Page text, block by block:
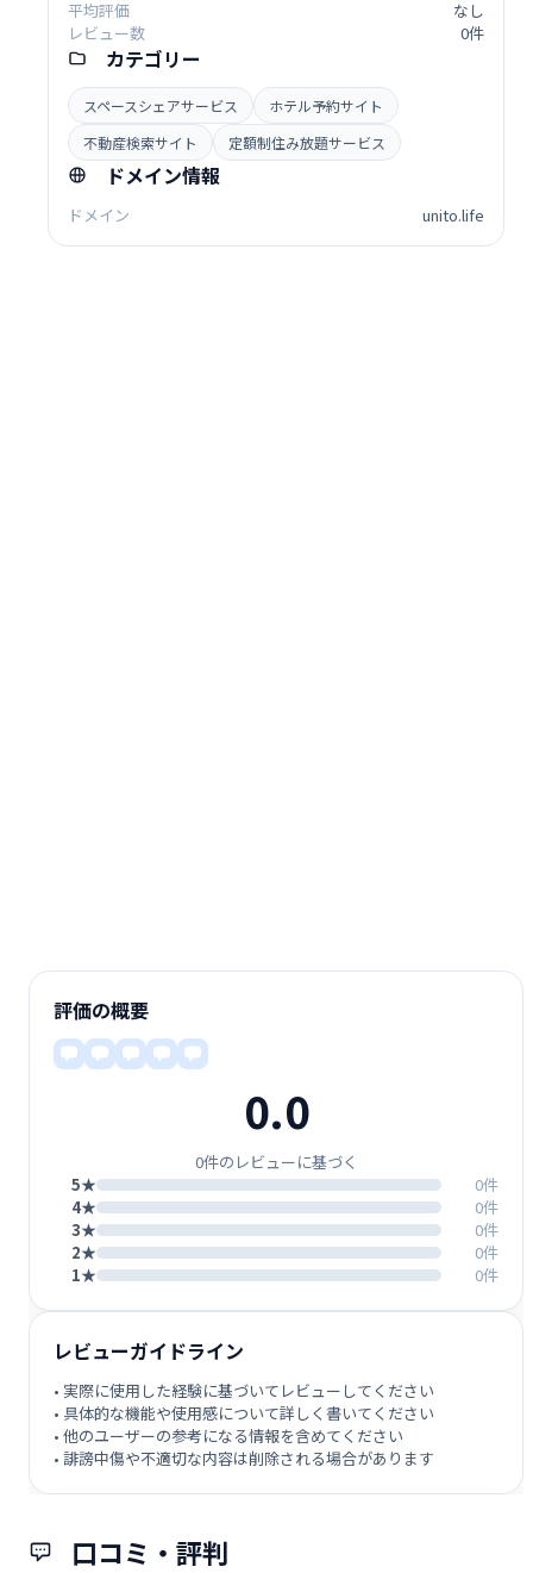
平均評価
なし
レビュー数
0件
カテゴリー
スペースシェアサービス
ホテル予約サイト
不動産検索サイト
定額制住み放題サービス
ドメイン情報
ドメイン unito.life
口コミ・評判
評価の概要
0.0
0件のレビューに基づく
5★
0件
4★
0件
3★
0件
2★
0件
1★
0件
レビューガイドライン
• 実際に使用した経験に基づいてレビューしてください
• 具体的な機能や使用感について詳しく書いてください
• 他のユーザーの参考になる情報を含めてください
• 誹謗中傷や不適切な内容は削除される場合があります